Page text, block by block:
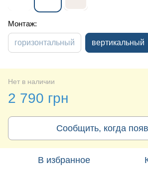
Монтаж:
горизонтальный вертикальный
Нет в наличии
2 790 грн
Сообщить, когда
В избранное